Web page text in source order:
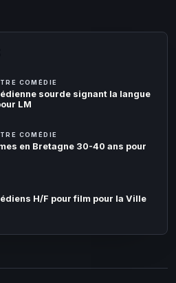
COMÉDIE
sourde signant la langue
LM
COMÉDIE
en Bretagne 30-40 ans pour
H/F pour film pour la Ville